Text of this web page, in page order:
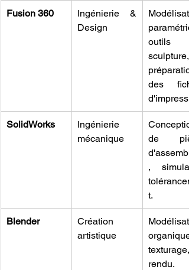
Fusion 360
Ingénierie &
Design
outils
sculpture,
des
SolidWorks
Ingénierie
mécanique
de
,
t.
Blender
Création
artistique
organique,
texturage,
rendu.